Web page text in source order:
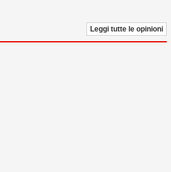
Leggi tutte le opinioni